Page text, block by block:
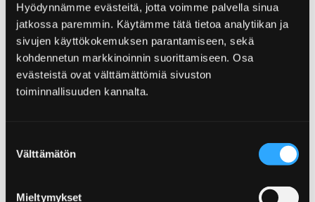
Hyödynnämme evästeitä, jotta voimme palvella sinua
jatkossa paremmin. Käytämme tätä tietoa analytiikan ja
sivujen käyttökokemuksen parantamiseen, sekä
kohdennetun markkinoinnin suorittamiseen. Osa
evästeistä ovat välttämättömiä sivuston
toiminnallisuuden kannalta.
valinta
Välttämätön
Mieltymykset
työmatkapyöräilijöille jaetaan Reilun kaupan
aamupalabanaaneja vilkkaimmilla pyöräreiteillä ympäri
Poria. Banaaneja jaetaan kello 7.30–8.30
Maantiekadulla, Paanakedonkadulla sekä
kauppatorilla. Samana päivänä poljetaan myös
fatbike-pyörää. Lisätiedot ja ohjeet löytyvät
Porin